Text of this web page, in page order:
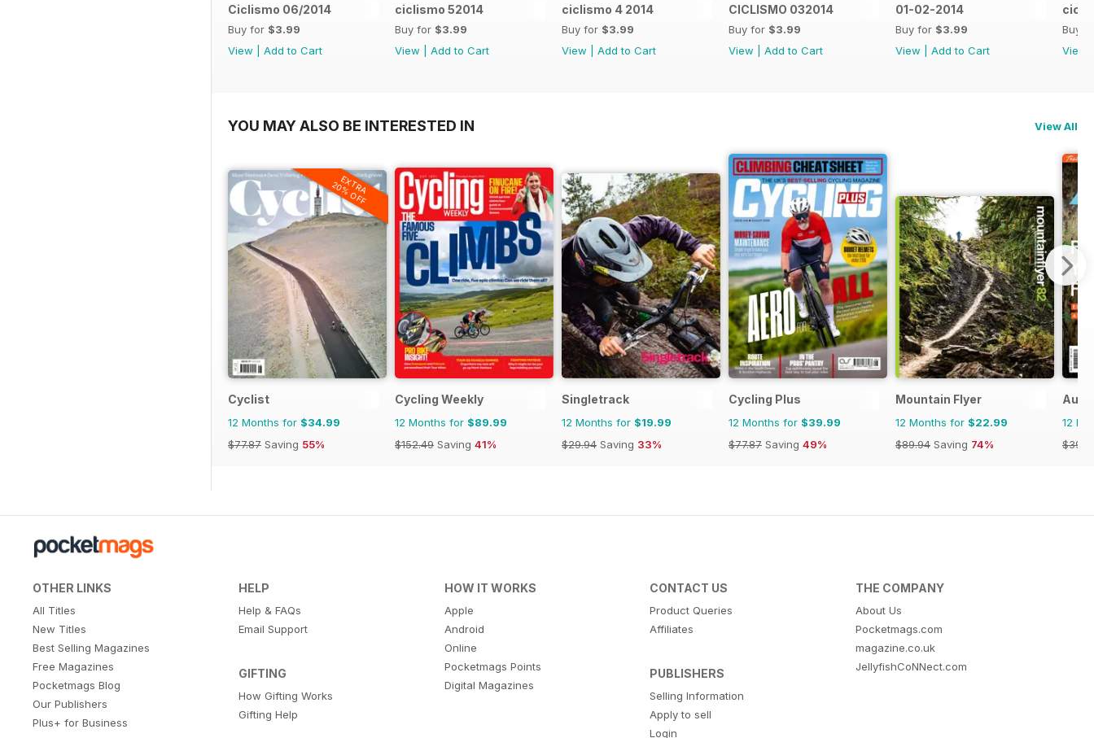
Ciclismo 06/2014
Buy for $3.99
View
Add to Cart
ciclismo 52014
Buy for $3.99
View
Add to Cart
ciclismo 4 2014
Buy for $3.99
View
Add to Cart
CICLISMO 032014
Buy for $3.99
View
Add to Cart
01-02-2014
Buy for $3.99
View
Add to Cart
Buy
View
YOU MAY ALSO BE INTERESTED IN View All
EXTRA
20% OFF
Cyclist
12 Months for $34.99
$77.87 Saving 55%
Cycling Weekly
12 Months for $89.99
$152.49 Saving 41%
Singletrack
12 Months for $19.99
$29.94 Saving 33%
Cycling Plus
12 Months for $39.99
$77.87 Saving 49%
Mountain Flyer
12 Months for $22.99
$89.94 Saving 74%
12
OTHER LINKS
All Titles
New Titles
Best Selling Magazines
Free Magazines
Pocketmags Blog
Our Publishers
Plus+ for Business
HELP
Help & FAQs
Email Support
GIFTING
How Gifting Works
Gifting Help
HOW IT WORKS
Apple
Android
Online
Pocketmags Points
Digital Magazines
CONTACT US
Product Queries
Affiliates
PUBLISHERS
Selling Information
Apply to sell
Login
THE COMPANY
About Us
Pocketmags.com
magazine.co.uk
JellyfishCoNNect.com